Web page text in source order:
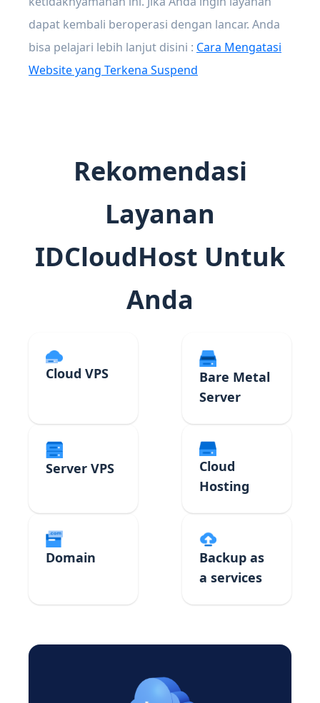
dapat kembali beroperasi dengan lancar. Anda
bisa pelajari lebih lanjut disini : Cara Mengatasi
Website yang Terkena Suspend
Rekomendasi
Layanan
IDCloudHost Untuk
Anda
Cloud VPS
Bare Metal
Server
Server VPS
Cloud
Hosting
Domain
Backup as
a services